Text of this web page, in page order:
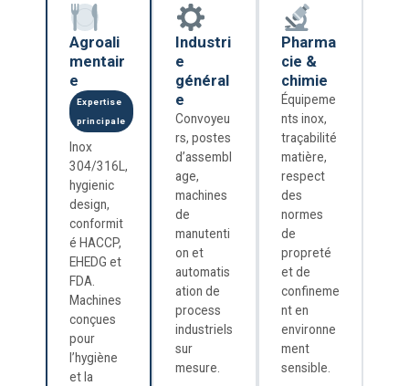
Agroali
mentair
e
Expertise
principale
Inox
304/316L,
hygienic
design,
conformit
é HACCP,
EHEDG et
FDA.
Machines
conçues
pour
l’hygiène
et la
Industri
e
général
e
Convoyeu
rs, postes
d’assembl
age,
machines
de
manutenti
on et
automatis
ation de
process
industriels
sur
mesure.
Pharma
cie &
chimie
Équipeme
nts inox,
traçabilité
matière,
respect
des
normes
de
propreté
et de
confineme
nt en
environne
ment
sensible.